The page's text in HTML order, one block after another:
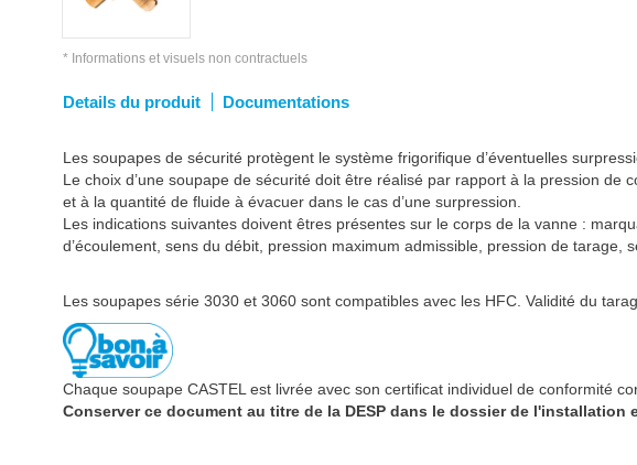
* Informations et visuels non contractuels
Details du produit Documentations
Les soupapes de sécurité protègent le système frigorifique d’éventuelles
Le choix d’une soupape de sécurité doit être réalisé par rapport à la pression
et à la quantité de fluide à évacuer dans le cas d’une surpression.
Les indications suivantes doivent êtres présentes sur le corps de la vanne :
d’écoulement, sens du débit, pression maximum admissible, pression de
Les soupapes série 3030 et 3060 sont compatibles avec les HFC. Validité du
Chaque soupape CASTEL est livrée avec son certificat individuel de conformité
Conserver ce document au titre de la DESP dans le dossier de l'installation